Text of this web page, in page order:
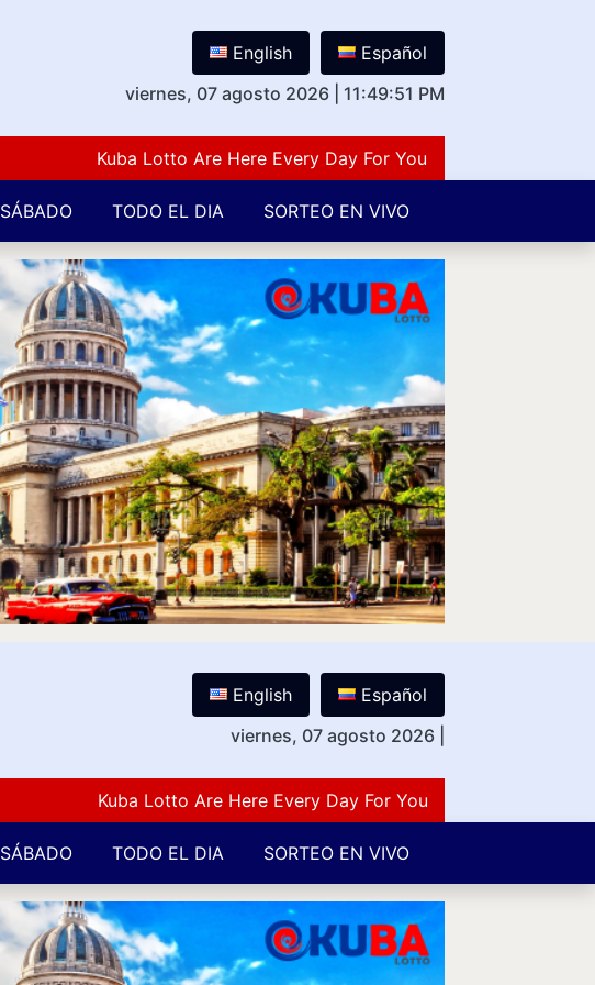
English
Español
viernes, 07 agosto 2026
11:49:52 PM
Kuba Lotto Are Here Every Day For You Lovers Of Number
SÁBADO TODO EL DIA SORTEO EN VIVO
English
Español
viernes, 07 agosto 2026
Kuba Lotto Are Here Every Day For You Lovers Of Number
SÁBADO TODO EL DIA SORTEO EN VIVO